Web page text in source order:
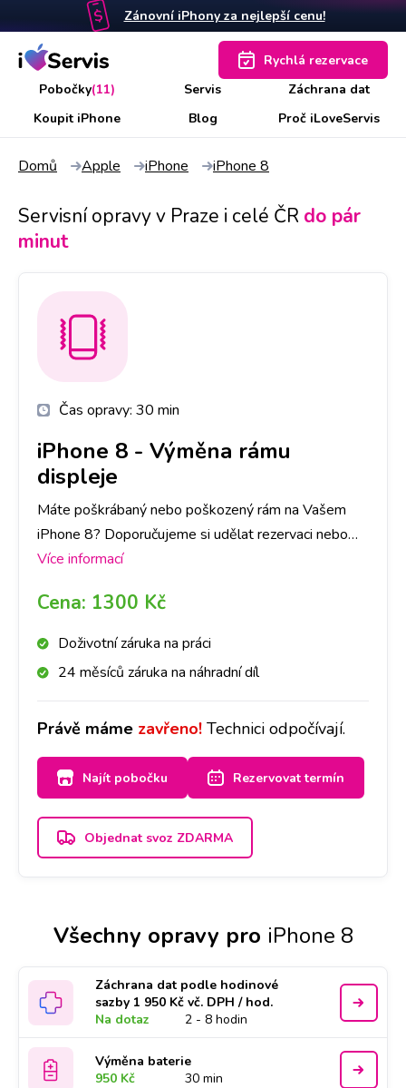
Zánovní iPhony za nejlepší cenu!
Pobočky(11) Servis
Záchrana dat
Koupit iPhone
Blog Proč iLoveServis
Rychlá rezervace
Domů Apple iPhone iPhone 8
Servisní opravy v Praze i celé ČR do pár
minut
Čas opravy: 30 min
iPhone 8 - Výměna rámu
displeje
Máte poškrábaný nebo poškozený rám na Vašem
iPhone 8? Doporučujeme si udělat rezervaci nebo
zavolat na vybranou pobočku. Do hodiny Vám rám
Více informací
Cena: 1300 Kč
Doživotní záruka na práci
24 měsíců záruka na náhradní díl
Právě máme zavřeno! Technici odpočívají.
Najít pobočku Rezervovat termín
Objednat svoz ZDARMA
Všechny opravy pro iPhone 8
Záchrana dat podle hodinové
sazby 1 950 Kč vč. DPH / hod.
Na dotaz
2 - 8 hodin
Výměna baterie
950 Kč
30 min